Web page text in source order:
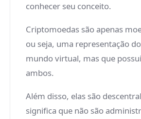
conhecer seu conceito.
Criptomoedas são apenas
ou seja, uma representação
mundo virtual, mas que
ambos.
Além disso, elas são
significa que não são